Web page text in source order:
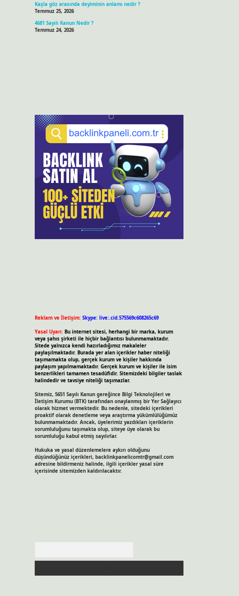
Kaşla göz arasında deyiminin anlamı nedir ?
Temmuz 25, 2026
4681 Sayılı Kanun Nedir ?
Temmuz 24, 2026
Reklam ve İletişim: Skype: live:.cid.575569c608265c69
Yasal Uyarı: Bu internet sitesi, herhangi bir marka, kurum
veya şahıs şirketi ile hiçbir bağlantısı bulunmamaktadır.
Sitede yalnızca kendi hazırladığımız makaleler
paylaşılmaktadır. Burada yer alan içerikler haber niteliği
taşımamakta olup, gerçek kurum ve kişiler hakkında
paylaşım yapılmamaktadır. Gerçek kurum ve kişiler ile isim
benzerlikleri tamamen tesadüfidir. Sitemizdeki bilgiler taslak
halindedir ve tavsiye niteliği taşımazlar.
Sitemiz, 5651 Sayılı Kanun gereğince Bilgi Teknolojileri ve
İletişim Kurumu (BTK) tarafından onaylanmış bir Yer Sağlayıcı
olarak hizmet vermektedir. Bu nedenle, sitedeki içerikleri
proaktif olarak denetleme veya araştırma yükümlülüğümüz
bulunmamaktadır. Ancak, üyelerimiz yazdıkları içeriklerin
sorumluluğunu taşımakta olup, siteye üye olarak bu
sorumluluğu kabul etmiş sayılırlar.
Hukuka ve yasal düzenlemelere aykırı olduğunu
düşündüğünüz içerikleri, backlinkpanelicomtr@gmail.com
adresine bildirmeniz halinde, ilgili içerikler yasal süre
içerisinde sitemizden kaldırılacaktır.